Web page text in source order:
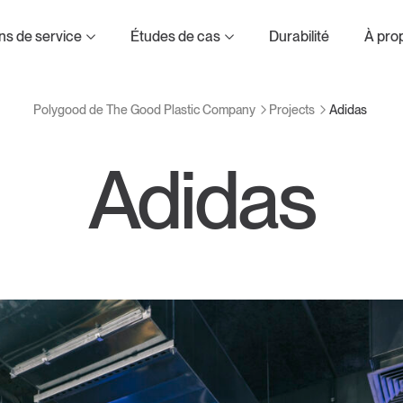
Plastic Company
composition
de service Études de cas Durabilité À
Polygood de The Good Plastic Company Projects Adidas
Adidas